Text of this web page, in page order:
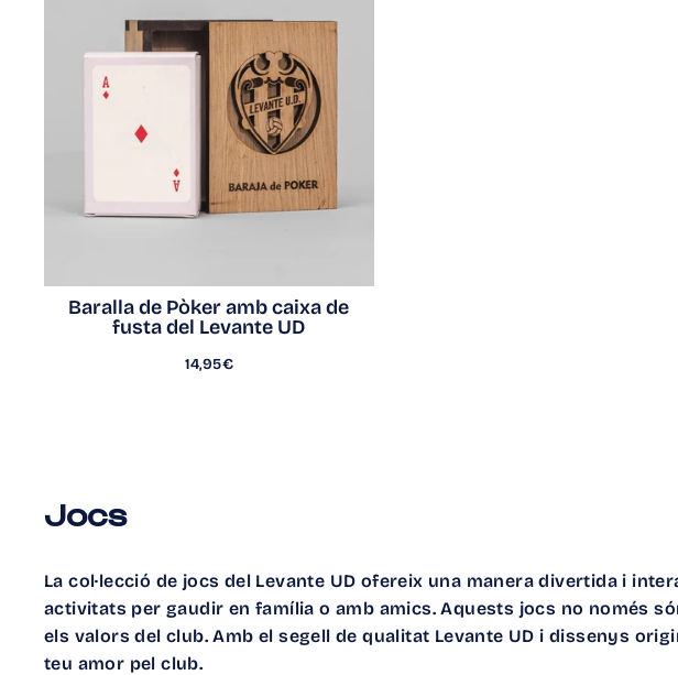
Baralla de Pòker amb caixa de
fusta del Levante UD
14,95€
Jocs
La col·lecció de jocs del Levante UD ofereix una manera divertida i
activitats per gaudir en família o amb amics. Aquests jocs no només
els valors del club. Amb el segell de qualitat Levante UD i dissenys
teu amor pel club.